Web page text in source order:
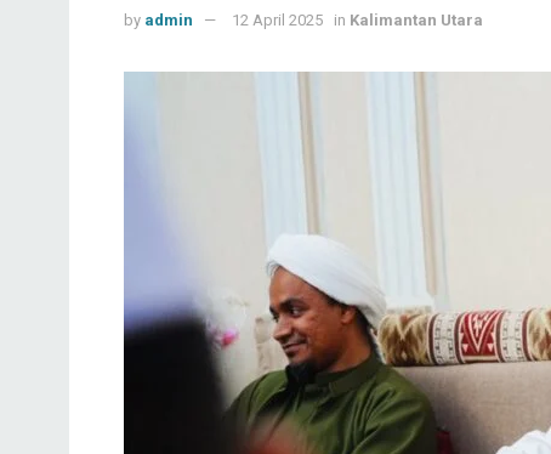
by admin 12 April 2025 in Kalimantan Utara